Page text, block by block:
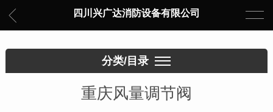
四川兴广达消防设备有限公司
分类/目录
重庆风量调节阀